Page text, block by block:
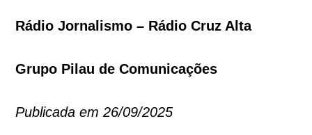
Rádio Jornalismo – Rádio Cruz Alta
Grupo Pilau de Comunicações
Publicada em 26/09/2025